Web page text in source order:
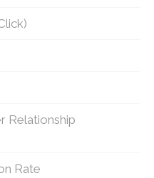
Relationship
Rate